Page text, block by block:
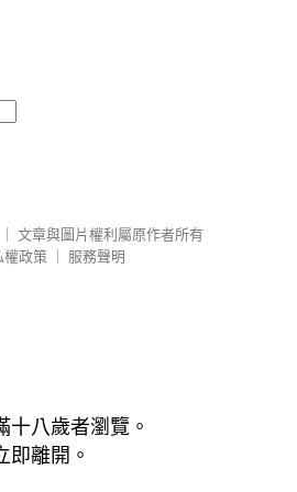
文章與圖片權利屬原作者所有
權政策
服務聲明
十八歲者瀏覽。
即離開。